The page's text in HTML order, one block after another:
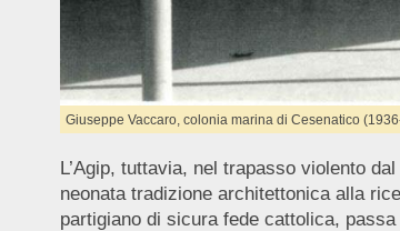
Giuseppe Vaccaro, colonia marina di Cesenatico
L’Agip, tuttavia, nel trapasso violento
neonata tradizione architettonica alla
partigiano di sicura fede cattolica,